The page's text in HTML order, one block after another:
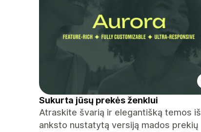
Sukurta jūsų prekės ženklui
Atraskite švarią ir elegantišką temos iš
anksto nustatytą versiją mados prekių